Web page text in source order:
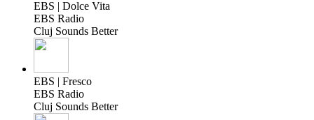
EBS | Dolce Vita
EBS Radio
Cluj Sounds Better
EBS | Fresco
EBS Radio
Cluj Sounds Better